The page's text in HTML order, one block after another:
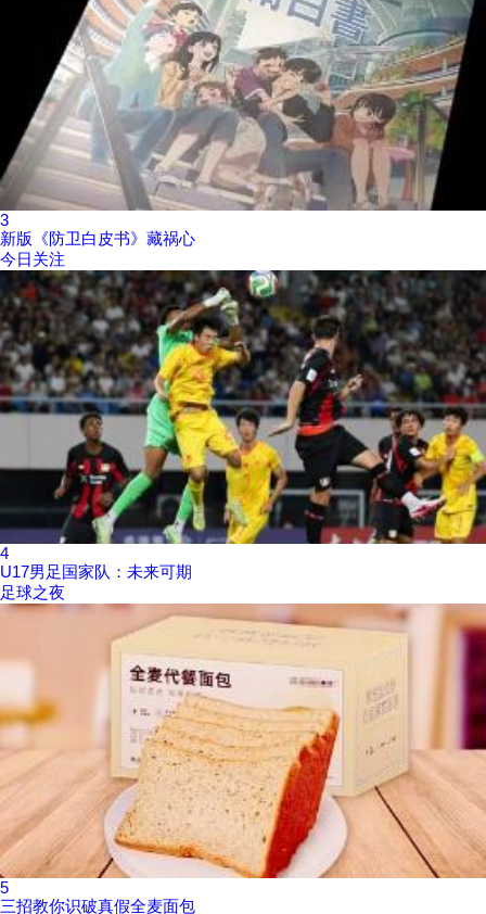
3
新版《防卫白皮书》藏祸心
今日关注
4
U17男足国家队：未来可期
足球之夜
5
三招教你识破真假全麦面包